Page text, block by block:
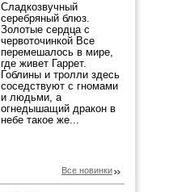
Сладкозвучный
серебряный блюз.
Золотые сердца с
червоточинкой Все
перемешалось в мире,
где живет Гаррет.
Гоблины и тролли здесь
соседствуют с гномами
и людьми, а
огнедышащий дракон в
небе такое же...
Все новинки